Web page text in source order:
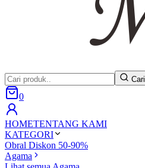
Cari
0
HOMETENTANG KAMI
KATEGORI
Obral Diskon 50-90%
Agama